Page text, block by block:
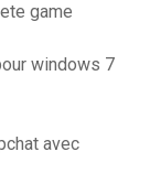
game
windows 7
avec